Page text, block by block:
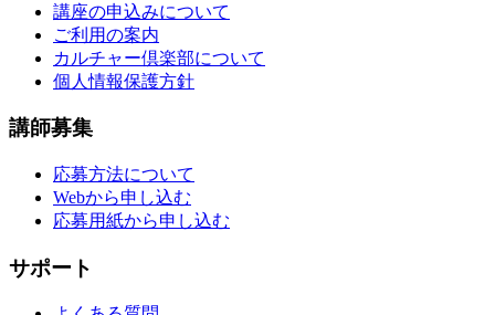
講座の申込みについて
ご利用の案内
カルチャー倶楽部について
個人情報保護方針
講師募集
応募方法について
Webから申し込む
応募用紙から申し込む
サポート